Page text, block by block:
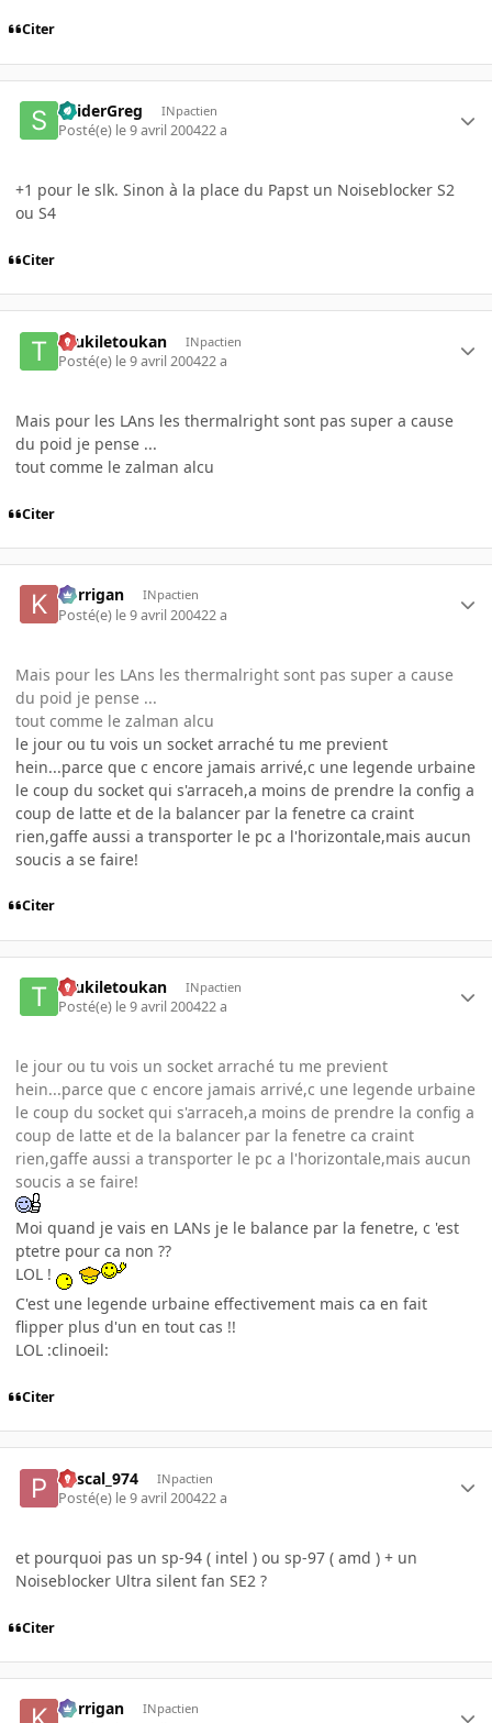
Citer
SpiderGreg INpactien
Posté(e) le 9 avril 200422 a
+1 pour le slk. Sinon à la place du Papst un Noiseblocker S2
ou S4
Citer
toukiletoukan INpactien
Posté(e) le 9 avril 200422 a
Mais pour les LAns les thermalright sont pas super a cause
du poid je pense ...
tout comme le zalman alcu
Citer
korrigan INpactien
Posté(e) le 9 avril 200422 a
Mais pour les LAns les thermalright sont pas super a cause
du poid je pense ...
tout comme le zalman alcu
le jour ou tu vois un socket arraché tu me previent
hein...parce que c encore jamais arrivé,c une legende urbaine
le coup du socket qui s'arraceh,a moins de prendre la config a
coup de latte et de la balancer par la fenetre ca craint
rien,gaffe aussi a transporter le pc a l'horizontale,mais aucun
soucis a se faire!
Citer
toukiletoukan INpactien
Posté(e) le 9 avril 200422 a
le jour ou tu vois un socket arraché tu me previent
hein...parce que c encore jamais arrivé,c une legende urbaine
le coup du socket qui s'arraceh,a moins de prendre la config a
coup de latte et de la balancer par la fenetre ca craint
rien,gaffe aussi a transporter le pc a l'horizontale,mais aucun
soucis a se faire!
Moi quand je vais en LANs je le balance par la fenetre, c 'est
ptetre pour ca non ??
LOL !
C'est une legende urbaine effectivement mais ca en fait
flipper plus d'un en tout cas !!
LOL :clinoeil:
Citer
Pascal_974 INpactien
Posté(e) le 9 avril 200422 a
et pourquoi pas un sp-94 ( intel ) ou sp-97 ( amd ) + un
Noiseblocker Ultra silent fan SE2 ?
Citer
korrigan INpactien